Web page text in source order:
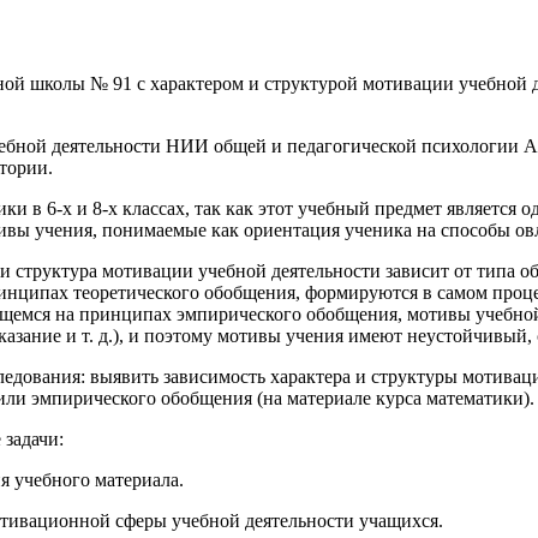
школы № 91 с характером и структурой мотивации
деятельности НИИ общей и педагогической
в 6-х и 8-х классах, так как этот учебный предмет
учения, понимаемые как ориентация ученика на способы
структура мотивации учебной деятельности зависит от
теоретического обобщения, формируются в самом
на принципах эмпирического обобщения, мотивы
и т. д.), и поэтому мотивы учения имеют неустойчивый,
выявить зависимость характера и структуры
эмпирического обобщения (на материале курса математики).
учебного материала.
сферы учебной деятельности учащихся.